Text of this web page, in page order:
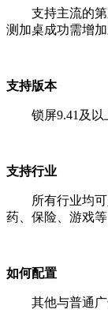
支持主流的
测加桌成功需增加
支持版本
锁屏9.41及以
支持行业
所有行业均
药、保险、游戏等
如何配置
其他与普通